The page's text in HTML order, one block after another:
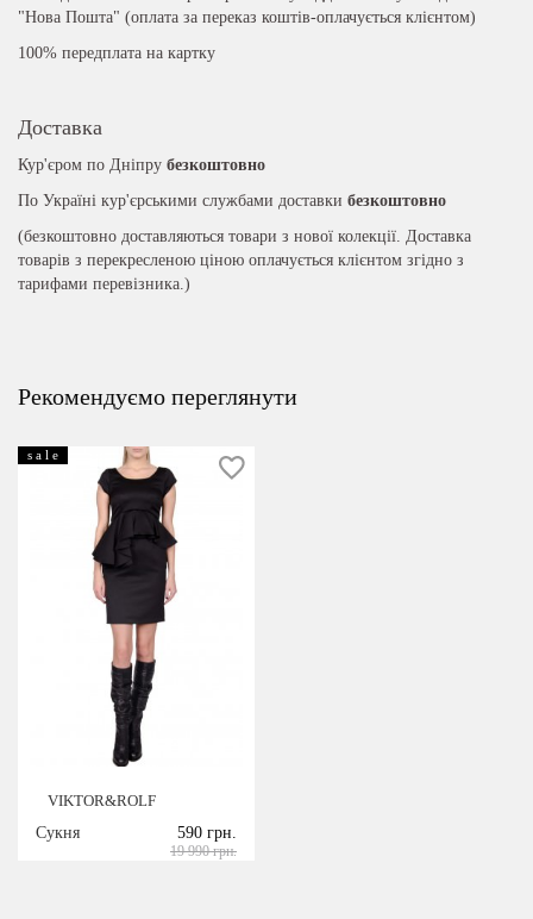
"Нова Пошта" (оплата за переказ коштів-оплачується клієнтом)
100% передплата на картку
Доставка
Кур'єром по Дніпру безкоштовно
По Україні кур'єрськими службами доставки безкоштовно
(безкоштовно доставляються товари з нової колекції. Доставка
товарів з перекресленою ціною оплачується клієнтом згідно з
тарифами перевізника.)
Рекомендуємо переглянути
s a l e
VIKTOR&ROLF
Сукня
590 грн.
19 990 грн.